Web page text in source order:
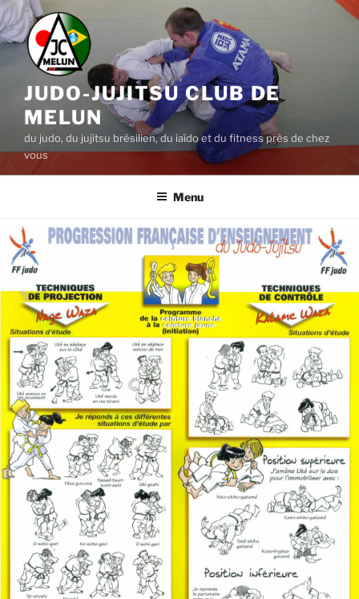
Aller
au
contenu
principal
JUDO-JUJITSU CLUB DE
MELUN
du judo, du jujitsu brésilien, du iaïdo et du fitness près de chez
vous
Menu